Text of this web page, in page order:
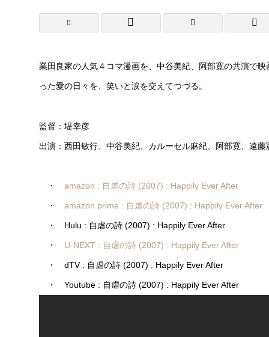
業田良家の人気４コマ漫画を、中谷美紀、阿部寛の共演で
った愛の日々を、笑いと涙を交えてつづる。
監督：堤幸彦
出演：西田敏行、中谷美紀、カルーセル麻紀、阿部寛、遠藤
・ amazon : 自虐の詩 (2007) : Happily Ever After
・ amazon prime : 自虐の詩 (2007) : Happily Ever After
・ Hulu : 自虐の詩 (2007) : Happily Ever After
・ U-NEXT : 自虐の詩 (2007) : Happily Ever After
・ dTV : 自虐の詩 (2007) : Happily Ever After
・ Youtube : 自虐の詩 (2007) : Happily Ever After